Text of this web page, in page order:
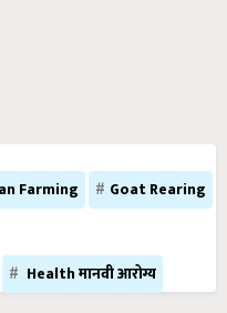
Farming
Goat Rearing
Health मानवी आरोग्य